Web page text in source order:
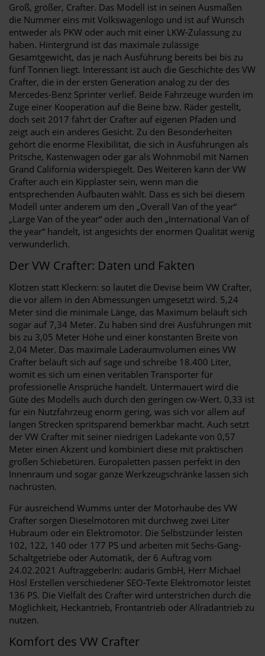
Groß, größer, Crafter. Das Modell ist in seinen Ausmaßen
die Nummer eins mit Volkswagenlogo und ist auf Wunsch
entweder als PKW oder auch mit einer LKW-Zulassung zu
haben. Hintergrund ist das maximale zulässige
Gesamtgewicht, das je nach Ausführung bereits bei bis zu
fünf Tonnen liegt. Interessant ist auch die Geschichte des VW
Crafter, die in der ersten Generation analog zu der des
Mercedes-Benz Sprinter verlief. Beide Fahrzeuge wurden im
Zuge einer Kooperation auf die Beine bzw. Räder gestellt,
doch seit 2017 fährt der Crafter auf eigenen Pfaden und
zeigt auch ein anderes Gesicht. Zu den Besonderheiten
gehört die enorme Flexibilität, die sich in Ausführungen als
Pritsche, Kastenwagen oder gar als Wohnmobil mit Namen
Grand California widerspiegelt. Des Weiteren kann der VW
Crafter auch ein Kipplaster sein, wenn man die
entsprechenden Aufbauten wählt. Dass es sich bei diesem
Modell unter anderem um den „Overall Van of the year“
„Large Van of the year“ oder auch den „International Van of
the year“ handelt, ist angesichts der enormen Qualität wenig
verwunderlich.
Der VW Crafter: Daten und Fakten
Klotzen statt Kleckern: so lautet die Devise beim VW Crafter,
die vor allem in den Abmessungen umgesetzt wird. 5,24
Meter sind die minimale Länge, das Maximum beläuft sich
sogar auf 7,34 Meter. Zu haben sind drei Ausführungen mit
bis zu 3,05 Meter Höhe und einer konstanten Breite von
2,04 Meter. Das maximale Laderaumvolumen eines VW
Crafter beläuft sich auf sage und schreibe 18.400 Liter,
womit es sich um einen veritablen Transporter für
professionelle Ansprüche handelt. Untermauert wird die
Güte des Modells auch durch den geringen cw-Wert. 0,33 ist
für ein Nutzfahrzeug enorm gering, was sich vor allem auf
langen Strecken spritsparend bemerkbar macht. Auch setzt
der VW Crafter mit seiner niedrigen Ladekante von 0,57
Meter einen Akzent und kombiniert diese mit praktischen
großen Schiebetüren. Europaletten passen perfekt in den
Innenraum und sogar ganze Werkzeugschränke lassen sich
nachrüsten.
Für ausreichend Wumms unter der Motorhaube des VW
Crafter sorgen Dieselmotoren mit durchweg zwei Liter
Hubraum oder ein Elektromotor. Die Selbstzünder leisten
102, 122, 140 oder 177 PS und arbeiten mit Sechs-Gang-
Schaltgetriebe oder Automatik, der 6 Auftrag vom
24.02.2021 AuftraggeberIn: audaris GmbH, Herr Michael
Hösl Erstellen verschiedener SEO-Texte Elektromotor leistet
136 PS. Die Vielfalt des Crafter wird unterstrichen durch die
Möglichkeit, Heckantrieb, Frontantrieb oder Allradantrieb zu
nutzen.
Komfort des VW Crafter